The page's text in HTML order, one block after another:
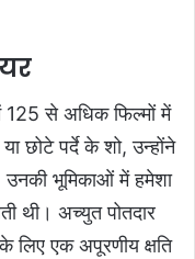
125 से अधिक फिल्मों में
छोटे पर्दे के शो, उन्होंने
उनकी भूमिकाओं में हमेशा
थी। अच्युत पोतदार
लिए एक अपूरणीय क्षति